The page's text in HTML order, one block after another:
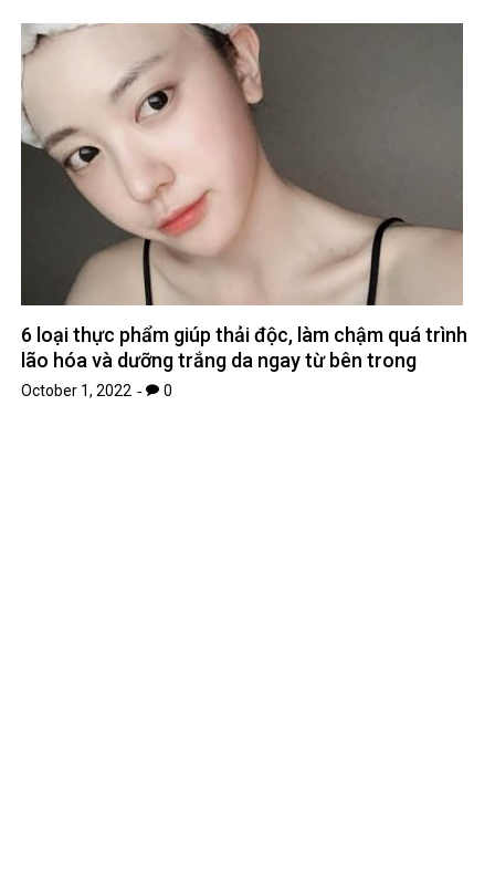
6 loại thực phẩm giúp thải độc, làm chậm quá trình
lão hóa và dưỡng trắng da ngay từ bên trong
October 1, 2022 0